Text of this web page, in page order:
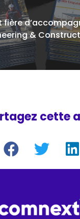
fière
&
cette